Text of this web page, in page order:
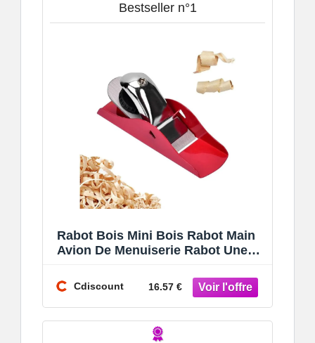
Bestseller n°1
Rabot Bois Mini Bois Rabot Main
Avion De Menuiserie Rabot Une
Rabot Man
Cdiscount 16.57 €